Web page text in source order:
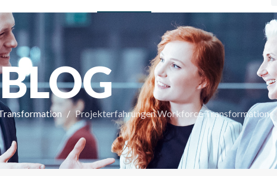
Projekterfahrungen Workforce Transformation